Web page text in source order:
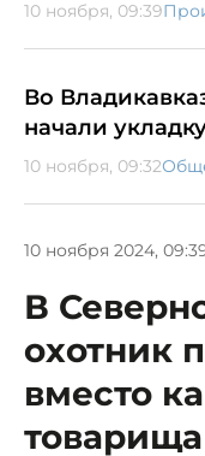
10 ноября, 09:39
Во
начали
10 ноября, 09:32
10 ноября 2024,
В
охотник
вместо
товарища